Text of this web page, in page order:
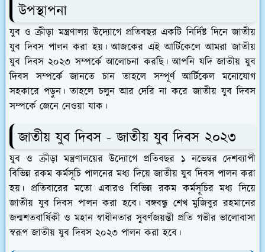
উপস্থাপনা
যুব ও ক্রীড়া মন্ত্রণালয় উদ্যোগে প্রতিবছর একটি নির্দিষ্ট দিনে জাতীয়
যুব দিবস পালন করা হয়। আজকের এই আর্টিকেলে আমরা জাতীয়
যুব দিবস ২০২৩ সম্পর্কে আলোচনা করছি। আপনি যদি জাতীয় যুব
দিবস সম্পর্কে জানতে চান তাহলে সম্পূর্ণ আর্টিকেল মনোযোগ
সহকারে পড়ুন। তাহলে চলুন আর দেরি না করে জাতীয় যুব দিবস
সম্পর্কে জেনে নেওয়া যাক।
জাতীয় যুব দিবস - জাতীয় যুব দিবস ২০২৩
যুব ও ক্রীড়া মন্ত্রণালয়ের উদ্যোগে প্রতিবছর ১ নভেম্বর দেশব্যাপী
বিভিন্ন রকম কর্মসূচি পালনের মধ্য দিয়ে জাতীয় যুব দিবস পালন করা
হয়। প্রতিবারের মতো এবারও বিভিন্ন রকম কর্মসূচির মধ্য দিয়ে
জাতীয় যুব দিবস পালন করা হবে। বঙ্গবন্ধু শেখ মুজিবুর রহমানের
জন্মশতবার্ষিকী ও মহান স্বাধীনতার সুবর্ণজয়ন্তী প্রতি গভীর ভালোবাসা
স্বরূপ জাতীয় যুব দিবস ২০২৩ পালন করা হবে।